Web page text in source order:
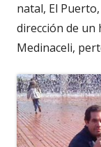
natal, El
dirección de un
Medinaceli,